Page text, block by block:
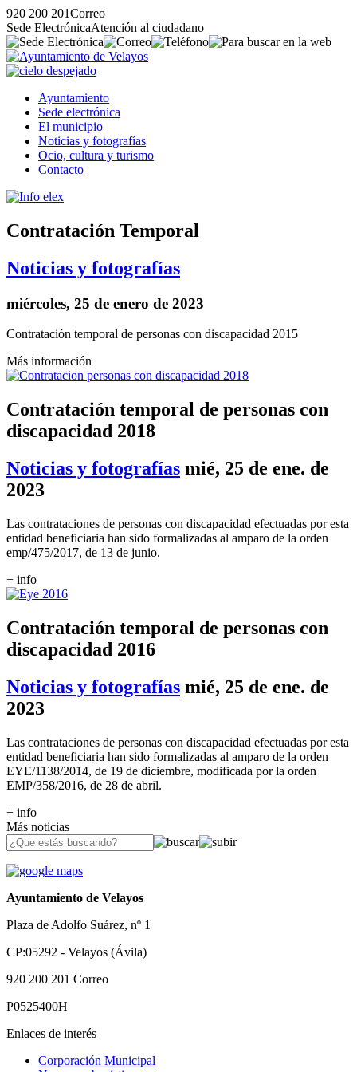
920 200 201Correo
Sede ElectrónicaAtención al ciudadano
Ayuntamiento
Sede electrónica
El municipio
Noticias y fotografías
Ocio, cultura y turismo
Contacto
Contratación Temporal
Noticias y fotografías
miércoles, 25 de enero de 2023
Contratación temporal de personas con discapacidad 2015
Más información
Contratación temporal de personas con
discapacidad 2018
Noticias y fotografías mié, 25 de ene. de
2023
Las contrataciones de personas con discapacidad efectuadas por esta
entidad beneficiaria han sido formalizadas al amparo de la orden
emp/475/2017, de 13 de junio.
+ info
Contratación temporal de personas con
discapacidad 2016
Noticias y fotografías mié, 25 de ene. de
2023
Las contrataciones de personas con discapacidad efectuadas por esta
entidad beneficiaria han sido formalizadas al amparo de la orden
EYE/1138/2014, de 19 de diciembre, modificada por la orden
EMP/358/2016, de 28 de abril.
+ info
Más noticias
Ayuntamiento de Velayos
Plaza de Adolfo Suárez, nº 1
CP:05292 - Velayos (Ávila)
920 200 201 Correo
P0525400H
Enlaces de interés
Corporación Municipal